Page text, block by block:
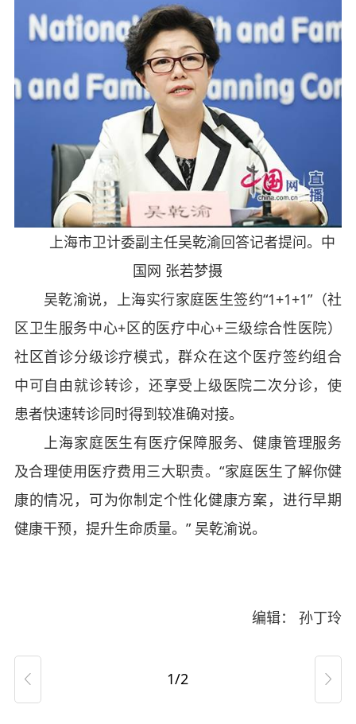
上海市卫计委副主任吴乾渝回答记者提问。中
国网 张若梦摄
吴乾渝说，上海实行家庭医生签约“1+1+1”（社
区卫生服务中心+区的医疗中心+三级综合性医院）
社区首诊分级诊疗模式，群众在这个医疗签约组合
中可自由就诊转诊，还享受上级医院二次分诊，使
患者快速转诊同时得到较准确对接。
上海家庭医生有医疗保障服务、健康管理服务
及合理使用医疗费用三大职责。“家庭医生了解你健
康的情况，可为你制定个性化健康方案，进行早期
健康干预，提升生命质量。” 吴乾渝说。
编辑： 孙丁玲
 1/2 